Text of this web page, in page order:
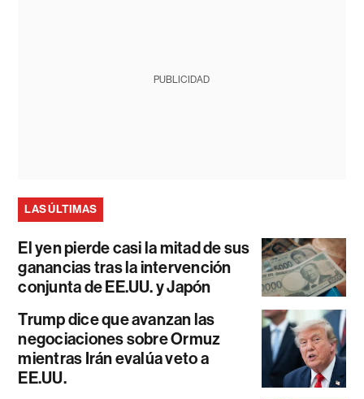
PUBLICIDAD
LAS ÚLTIMAS
El yen pierde casi la mitad de sus
ganancias tras la intervención
conjunta de EE.UU. y Japón
Trump dice que avanzan las
negociaciones sobre Ormuz
mientras Irán evalúa veto a
EE.UU.